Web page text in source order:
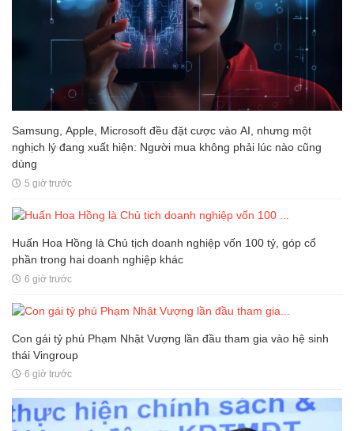
Samsung, Apple, Microsoft đều đặt cược vào AI, nhưng một
nghịch lý đang xuất hiện: Người mua không phải lúc nào cũng
dùng
5 giờ trước
Huấn Hoa Hồng là Chủ tịch doanh nghiệp vốn 100 tỷ, góp cổ
phần trong hai doanh nghiệp khác
6 giờ trước
Con gái tỷ phú Phạm Nhật Vượng lần đầu tham gia vào hệ sinh
thái Vingroup
6 giờ trước